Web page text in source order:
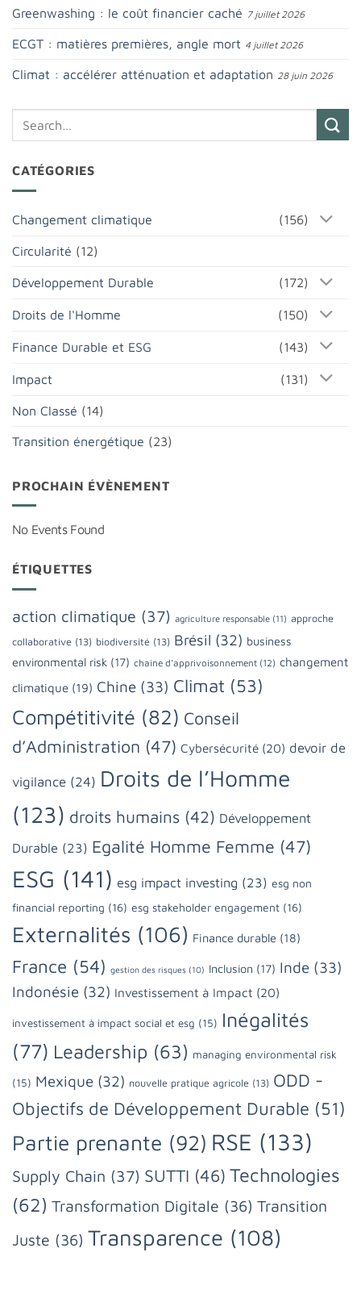
Greenwashing : le coût financier caché 7 juillet 2026
ECGT : matières premières, angle mort 4 juillet 2026
Climat : accélérer atténuation et adaptation 28 juin 2026
CATÉGORIES
Changement climatique (156)
Circularité (12)
Développement Durable (172)
Droits de l'Homme (150)
Finance Durable et ESG (143)
Impact (131)
Non Classé (14)
Transition énergétique (23)
PROCHAIN ÉVÈNEMENT
No Events Found
ÉTIQUETTES
action climatique (37) agriculture responsable (11) approche
collaborative (13) biodiversité (13) Brésil (32) business
environmental risk (17) chaine d'apprivoisonnement (12) changement
climatique (19) Chine (33) Climat (53)
Compétitivité (82) Conseil
d’Administration (47) Cybersécurité (20) devoir de
vigilance (24) Droits de l’Homme
(123) droits humains (42) Développement
Durable (23) Egalité Homme Femme (47)
ESG (141) esg impact investing (23) esg non
financial reporting (16) esg stakeholder engagement (16)
Externalités (106) Finance durable (18)
France (54) gestion des risques (10) Inclusion (17) Inde (33)
Indonésie (32) Investissement à Impact (20)
investissement à impact social et esg (15) Inégalités
(77) Leadership (63) managing environmental risk
(15) Mexique (32) nouvelle pratique agricole (13) ODD -
Objectifs de Développement Durable (51)
Partie prenante (92) RSE (133)
Supply Chain (37) SUTTI (46) Technologies
(62) Transformation Digitale (36) Transition
Juste (36) Transparence (108)